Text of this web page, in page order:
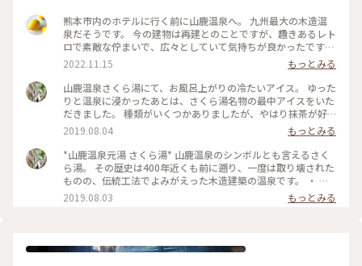
熊本市内のホテルに行く前に山鹿温泉へ。 九州最大の木造温
泉だそうです。 今の建物は再建とのことですが、趣きあるレト
ロで素敵な佇まいで、広々としていて気持ちが良かったです。
私達のように観光で訪れる人もいますが、地元の方が多く、大
きな銭湯といった印象。 たしかに近所にこんな素敵なお風呂
があったら通いたくなりますね。 2枚目の写真は近くにあった
山鹿灯籠民芸館。 元銀行の建物だそうです。 他にも芝居小屋
の八千代座などレトロ建築が多い地区らしく、明るい時間帯に
も見てみたかったなあ。 #熊本県 #山鹿 #温泉 #レトロ建築 #秋
いろとりどり #Myことりっぷ
2022.11.15
もっとみる
山鹿温泉さくら湯にて、お風呂上がりの冷たいアイス。 ゆった
りと温泉に浸かったあとは、さくら湯名物の最中アイスをいた
だきました。 種類がいくつかありましたが、やはり抹茶が好
きなのでこれ。母に味見させてもらった酒粕のアイスも美味し
かったです。 ・ 400年近くの歴史を誇るさくら湯。 木造の建
物は想像以上に広く、休憩室などもあります。 時間があまりな
かったので、フロントでアイスを買ってその場でさくっといた
だきましたが、思いのほか背後で入浴中のくまモンとのショッ
トが気に入りました。 #山鹿温泉元湯さくら湯#さくら湯#山鹿
温泉#最中アイス#アイス#ひんやりスイーツ#スイーツ#温泉#
2019.08.04
もっとみる
*山鹿温泉元湯 さくら湯* 山鹿温泉のシンボルとも言えるさく
ら湯。 その歴史は400年近くも前に遡り、一度は取り壊された
ものの、伝統工法でよみがえった木造建築の温泉です。 ・ と
にかく浴場と浴槽の広さに驚きます。 お湯は少しぬるっとした
感じで、肌がツルツルに。 歴史を感じる造りも、立派な石造
い寄り道になりました。 #山鹿温泉元湯さくら湯#さくら湯#山
2019.08.03 もっとみる